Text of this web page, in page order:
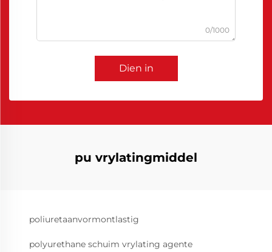
0/1000
Dien in
pu vrylatingmiddel
poliuretaanvormontlastig
polyurethane schuim vrylating agente